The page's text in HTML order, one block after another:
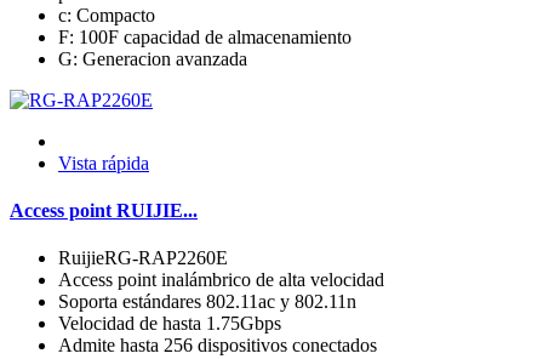
c: Compacto
F: 100F capacidad de almacenamiento
G: Generacion avanzada
Vista rápida
Access point RUIJIE...
RuijieRG-RAP2260E
Access point inalámbrico de alta velocidad
Soporta estándares 802.11ac y 802.11n
Velocidad de hasta 1.75Gbps
Admite hasta 256 dispositivos conectados